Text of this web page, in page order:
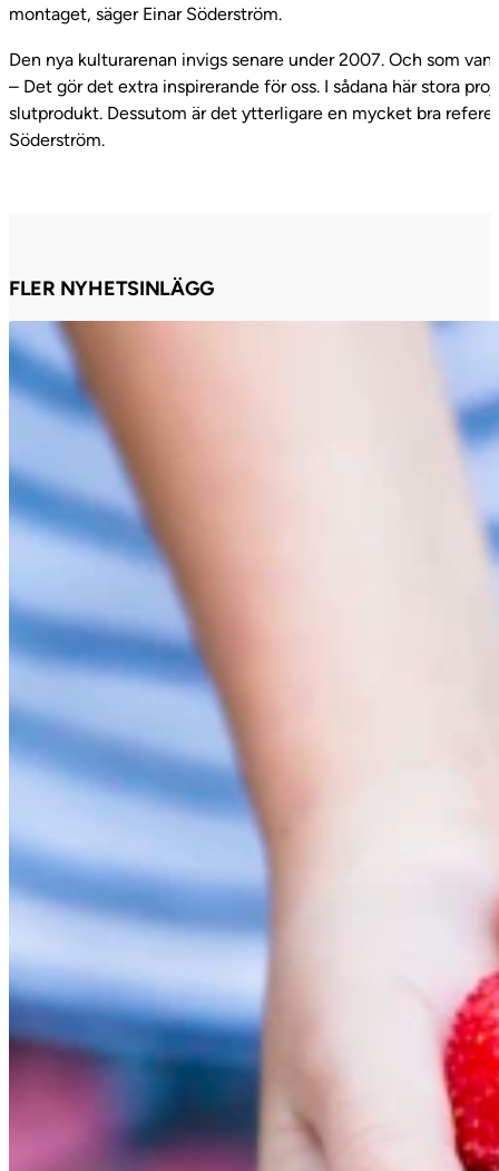
montaget, säger Einar Söderström.
Den nya kulturarenan invigs senare under 2007. Och som
– Det gör det extra inspirerande för oss. I sådana här stora
slutprodukt. Dessutom är det ytterligare en mycket bra
Söderström.
FLER NYHETSINLÄGG